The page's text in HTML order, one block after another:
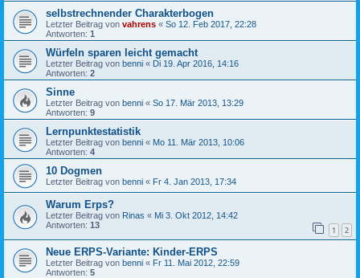
selbstrechnender Charakterbogen
Letzter Beitrag von vahrens « So 12. Feb 2017, 22:28
Antworten: 1
Würfeln sparen leicht gemacht
Letzter Beitrag von benni « Di 19. Apr 2016, 14:16
Antworten: 2
Sinne
Letzter Beitrag von benni « So 17. Mär 2013, 13:29
Antworten: 9
Lernpunktestatistik
Letzter Beitrag von benni « Mo 11. Mär 2013, 10:06
Antworten: 4
10 Dogmen
Letzter Beitrag von benni « Fr 4. Jan 2013, 17:34
Warum Erps?
Letzter Beitrag von Rinas « Mi 3. Okt 2012, 14:42
Antworten: 13 1 2
Neue ERPS-Variante: Kinder-ERPS
Letzter Beitrag von benni « Fr 11. Mai 2012, 22:59
Antworten: 5